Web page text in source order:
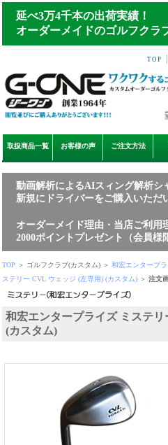
延べ3万4千本の出荷実績！
オーダーメイドのゴルフクラ
TOP
取扱商品一覧 お客様の声 ご注文方法
動画解析によるAIスィング解析シ
新規にドライバーをご購入いただ
オーダーメイド理由・当店ご利用
2000ポイントプレゼント（会員様
TOP ＞ ゴルフクラブ(カスタム) ＞ 和宏エンタープ
ステリー CVL ウェッジ (左専用) (カスタム) ＞ 注文
和宏エンタープライズ ミステ
(カスタム)